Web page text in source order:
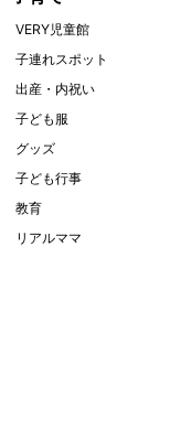
VERY児童館
子連れスポット
出産・内祝い
子ども服
グッズ
子ども行事
教育
リアルママ